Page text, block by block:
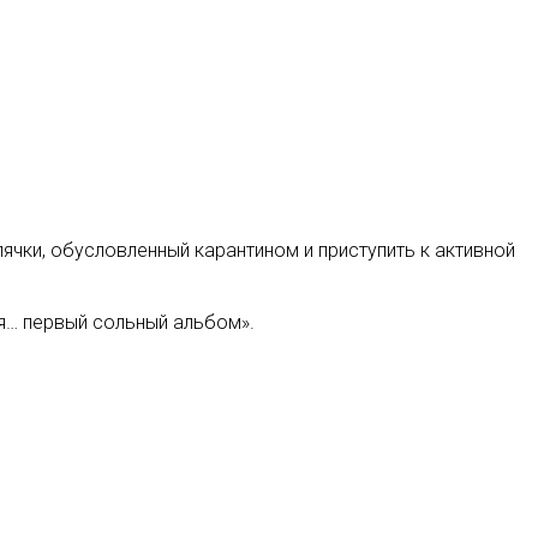
обусловленный карантином и приступить к активной
первый сольный альбом».